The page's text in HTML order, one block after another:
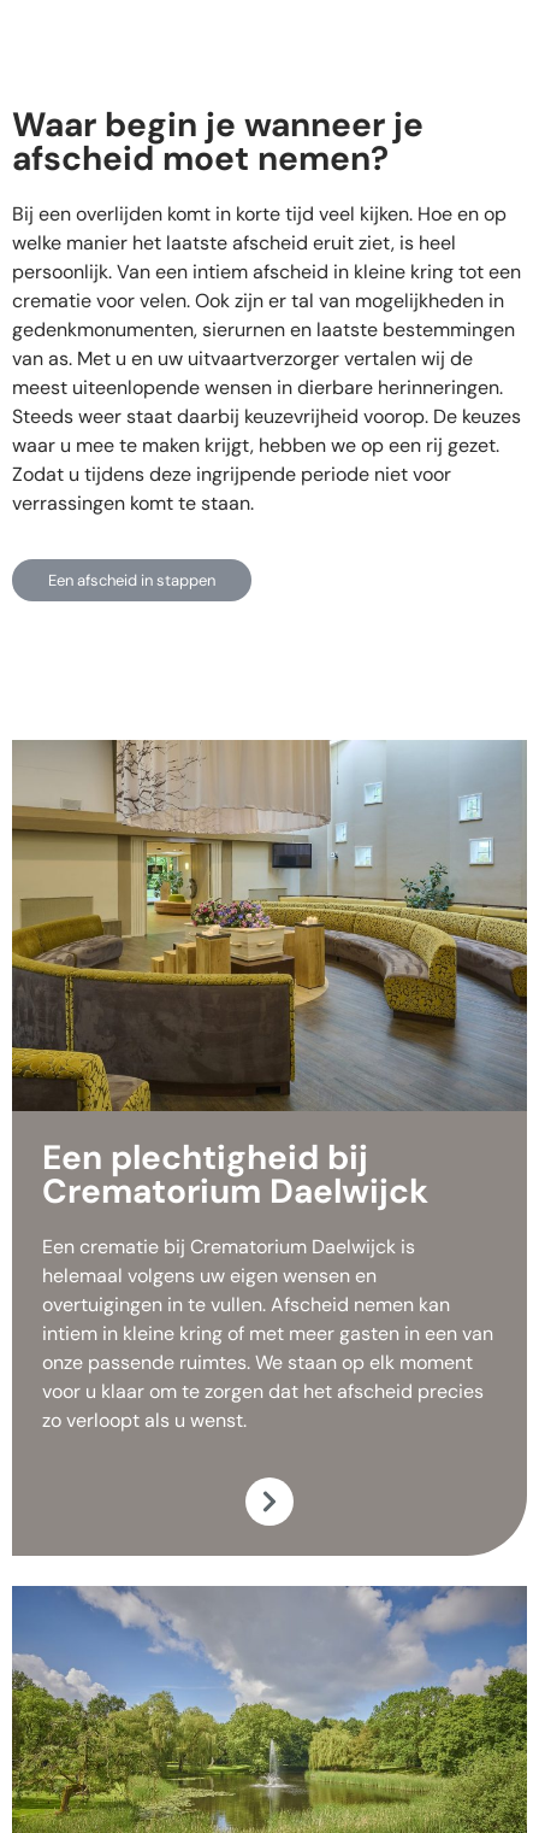
Waar begin je wanneer je
afscheid moet nemen?
Bij een overlijden komt in korte tijd veel kijken. Hoe en op
welke manier het laatste afscheid eruit ziet, is heel
persoonlijk. Van een intiem afscheid in kleine kring tot een
crematie voor velen. Ook zijn er tal van mogelijkheden in
gedenkmonumenten, sierurnen en laatste bestemmingen
van as. Met u en uw uitvaartverzorger vertalen wij de
meest uiteenlopende wensen in dierbare herinneringen.
Steeds weer staat daarbij keuzevrijheid voorop. De keuzes
waar u mee te maken krijgt, hebben we op een rij gezet.
Zodat u tijdens deze ingrijpende periode niet voor
verrassingen komt te staan.
Een afscheid in stappen
Een plechtigheid bij
Crematorium Daelwijck
Een crematie bij Crematorium Daelwijck is
helemaal volgens uw eigen wensen en
overtuigingen in te vullen. Afscheid nemen kan
intiem in kleine kring of met meer gasten in een van
onze passende ruimtes. We staan op elk moment
voor u klaar om te zorgen dat het afscheid precies
zo verloopt als u wenst.